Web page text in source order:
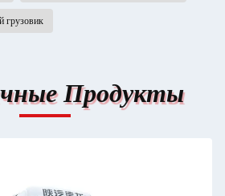
грузовик
Продукты